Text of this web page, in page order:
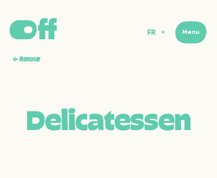
FR Menu
Menu
←Retour
Delicatessen